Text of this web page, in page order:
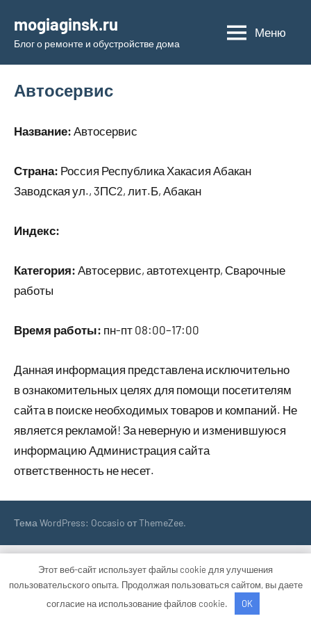
содержимому
mogiaginsk.ru
Блог о ремонте и обустройстве дома
Меню
Автосервис
Название: Автосервис
Страна: Россия Республика Хакасия Абакан
Заводская ул., 3ПС2, лит.Б, Абакан
Индекс:
Категория: Автосервис, автотехцентр, Сварочные
работы
Время работы: пн-пт 08:00–17:00
Данная информация представлена исключительно
в ознакомительных целях для помощи посетителям
сайта в поиске необходимых товаров и компаний. Не
является рекламой! За неверную и изменившуюся
информацию Администрация сайта
ответственность не несет.
Тема WordPress: Occasio от ThemeZee.
Этот веб-сайт использует файлы cookie для улучшения
пользовательского опыта. Продолжая пользоваться сайтом, вы даете
согласие на использование файлов cookie.
OK